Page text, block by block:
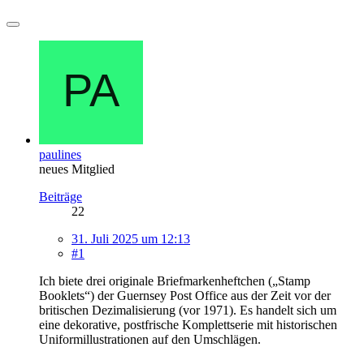
paulines
neues Mitglied
Beiträge
22
31. Juli 2025 um 12:13
#1
Ich biete drei originale Briefmarkenheftchen („Stamp
Booklets“) der Guernsey Post Office aus der Zeit vor der
britischen Dezimalisierung (vor 1971). Es handelt sich um
eine dekorative, postfrische Komplettserie mit historischen
Uniformillustrationen auf den Umschlägen.